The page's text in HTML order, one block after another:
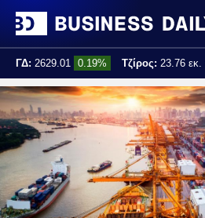
ΓΔ: 2629.01 0.19% Τζίρος: 23.76 εκ.
Τελ. ενημέρωση: 10:41:36